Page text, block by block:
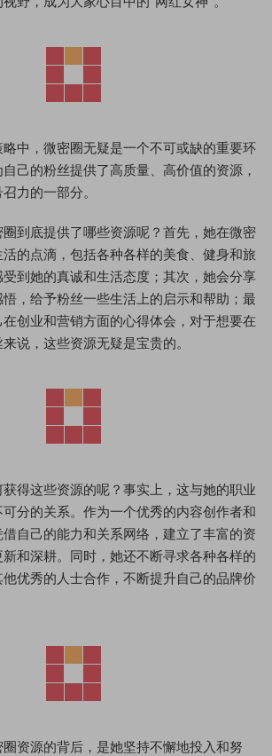
中，微密圈无疑是一个不可或缺的重要环
己的粉丝提供了高质量、高价值的资源，
力的一部分。
到底提供了哪些资源呢？首先，她在微密
的点滴，包括各种各样的美食、健身和旅
到她的真诚和生活态度；其次，她会分享
，给予粉丝一些生活上的启示和帮助；最
创业和营销方面的心得体会，对于想要在
说，这些资源无疑是宝贵的。
得这些资源的呢？事实上，这与她的职业
分的关系。作为一个优秀的内容创作者和
自己的能力和关系网络，建立了丰富的资
和深耕。同时，她还不断寻求各种各样的
优秀的人士合作，不断提升自己的品牌价
资源的背后，是她坚持不懈地投入和努